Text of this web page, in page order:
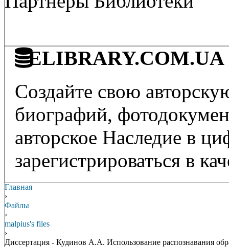
ELIBRARY.COM.UA
Создайте свою
биографий,
авторское Наследие в
зарегистрироваться в
Главная
›
Файлы
›
malpius's files
›
Диссертация - Кудинов А.А. Использование распознавания